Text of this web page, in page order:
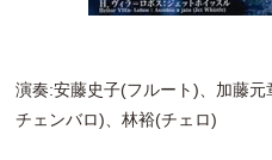
演奏:安藤史子(フルート)、加藤元
チェンバロ)、林裕(チェロ)